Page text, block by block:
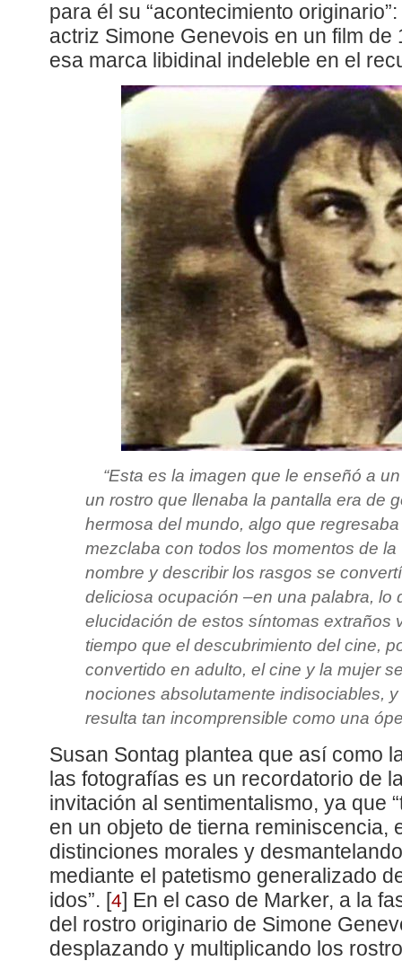
para él su “acontecimiento
actriz Simone Genevois en un film de
esa marca libidinal indeleble en el
“Esta es la imagen que le enseñó a
un rostro que llenaba la pantalla era de
hermosa del mundo, algo que
mezclaba con todos los momentos de
nombre y describir los rasgos se
deliciosa ocupación –en una palabra, lo
elucidación de estos síntomas extraños
tiempo que el descubrimiento del cine,
convertido en adulto, el cine y la mujer
nociones absolutamente indisociables,
resulta tan incomprensible como una
Susan Sontag plantea que así como
las fotografías es un recordatorio de
invitación al sentimentalismo, ya que
en un objeto de tierna reminiscencia,
distinciones morales y
mediante el patetismo generalizado
idos”. [4] En el caso de Marker, a la
del rostro originario de Simone
desplazando y multiplicando los